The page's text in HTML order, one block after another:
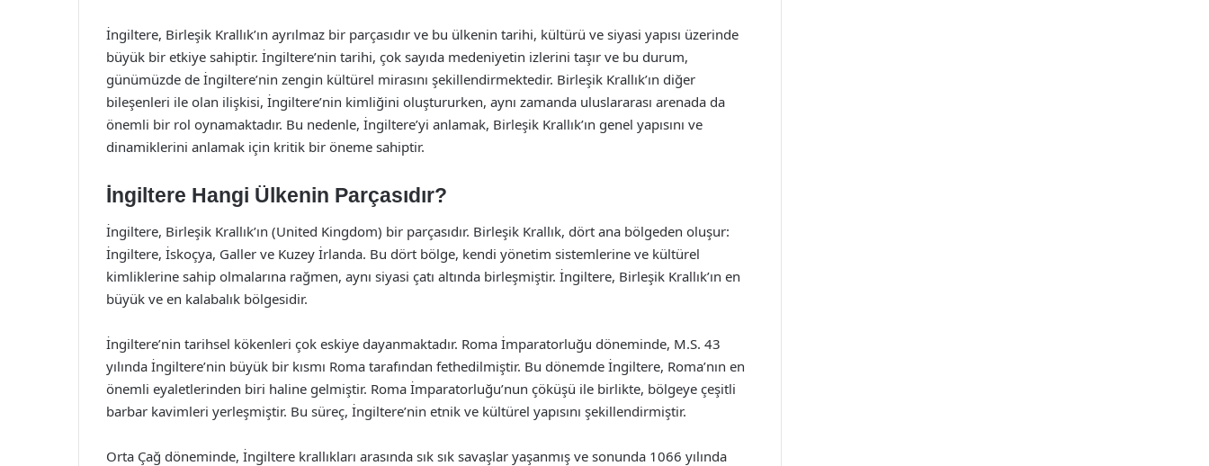
İngiltere, Birleşik Krallık’ın ayrılmaz bir parçasıdır ve bu ülkenin tarihi, kültürü ve siyasi yapısı üzerinde
büyük bir etkiye sahiptir. İngiltere’nin tarihi, çok sayıda medeniyetin izlerini taşır ve bu durum,
günümüzde de İngiltere’nin zengin kültürel mirasını şekillendirmektedir. Birleşik Krallık’ın diğer
bileşenleri ile olan ilişkisi, İngiltere’nin kimliğini oluştururken, aynı zamanda uluslararası arenada da
önemli bir rol oynamaktadır. Bu nedenle, İngiltere’yi anlamak, Birleşik Krallık’ın genel yapısını ve
dinamiklerini anlamak için kritik bir öneme sahiptir.
İngiltere Hangi Ülkenin Parçasıdır?
İngiltere, Birleşik Krallık’ın (United Kingdom) bir parçasıdır. Birleşik Krallık, dört ana bölgeden oluşur:
İngiltere, İskoçya, Galler ve Kuzey İrlanda. Bu dört bölge, kendi yönetim sistemlerine ve kültürel
kimliklerine sahip olmalarına rağmen, aynı siyasi çatı altında birleşmiştir. İngiltere, Birleşik Krallık’ın en
büyük ve en kalabalık bölgesidir.
İngiltere’nin tarihsel kökenleri çok eskiye dayanmaktadır. Roma İmparatorluğu döneminde, M.S. 43
yılında İngiltere’nin büyük bir kısmı Roma tarafından fethedilmiştir. Bu dönemde İngiltere, Roma’nın en
önemli eyaletlerinden biri haline gelmiştir. Roma İmparatorluğu’nun çöküşü ile birlikte, bölgeye çeşitli
barbar kavimleri yerleşmiştir. Bu süreç, İngiltere’nin etnik ve kültürel yapısını şekillendirmiştir.
Orta Çağ döneminde, İngiltere krallıkları arasında sık sık savaşlar yaşanmış ve sonunda 1066 yılında